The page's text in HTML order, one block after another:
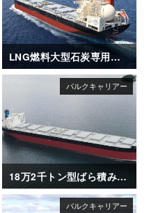
LNG燃料大型石炭専用船「REIMEI（苓明）」
18万2千トン型ばら積み運搬船「AGIS」